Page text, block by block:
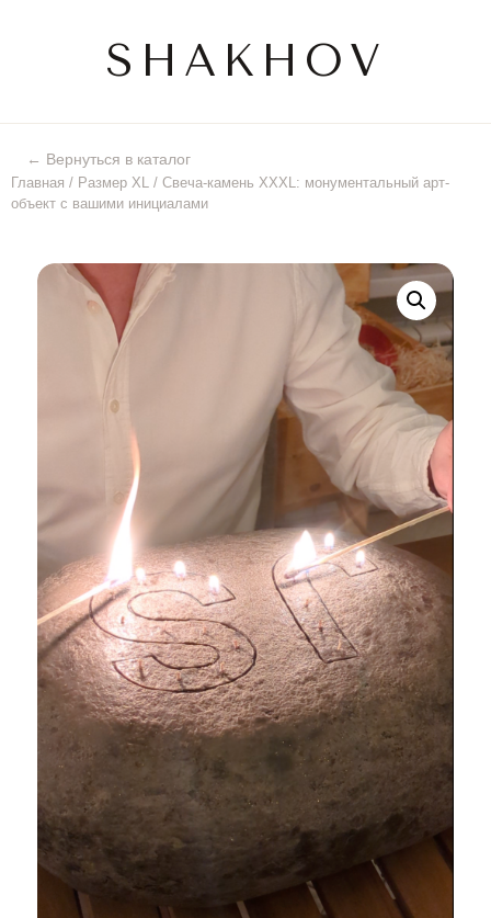
SHAKHOV
← Вернуться в каталог
Главная / Размер XL / Свеча-камень XXXL: монументальный арт-
объект с вашими инициалами